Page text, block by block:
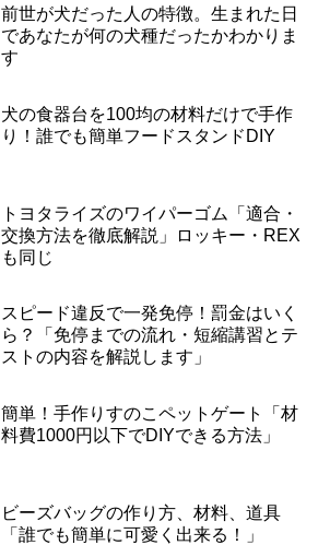
前世が犬だった人の特徴。生まれた日
であなたが何の犬種だったかわかりま
す
犬の食器台を100均の材料だけで手作
り！誰でも簡単フードスタンドDIY
トヨタライズのワイパーゴム「適合・
交換方法を徹底解説」ロッキー・REX
も同じ
スピード違反で一発免停！罰金はいく
ら？「免停までの流れ・短縮講習とテ
ストの内容を解説します」
簡単！手作りすのこペットゲート「材
料費1000円以下でDIYできる方法」
ビーズバッグの作り方、材料、道具
「誰でも簡単に可愛く出来る！」